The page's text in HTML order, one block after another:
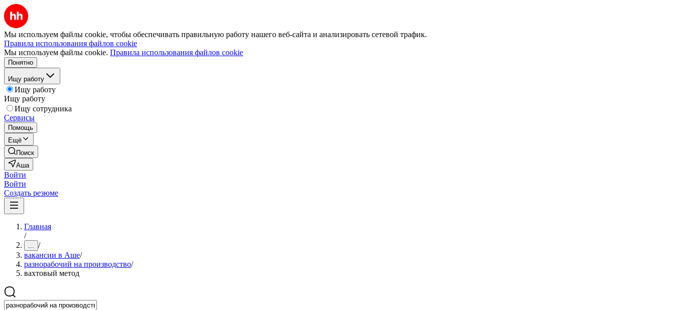
Мы используем файлы cookie, чтобы обеспечивать правильную работу нашего веб-сайта и анализировать сетевой трафик.
Правила использования файлов cookie
Мы используем файлы cookie. Правила использования файлов cookie
Понятно
Ищу работу
Ищу работу
Ищу работу
Ищу сотрудника
Сервисы
Помощь
Ещё
Поиск
Аша
Войти
Войти
Создать резюме
Главная
/
... /
вакансии в Аше/
разнорабочий на производство/
вахтовый метод